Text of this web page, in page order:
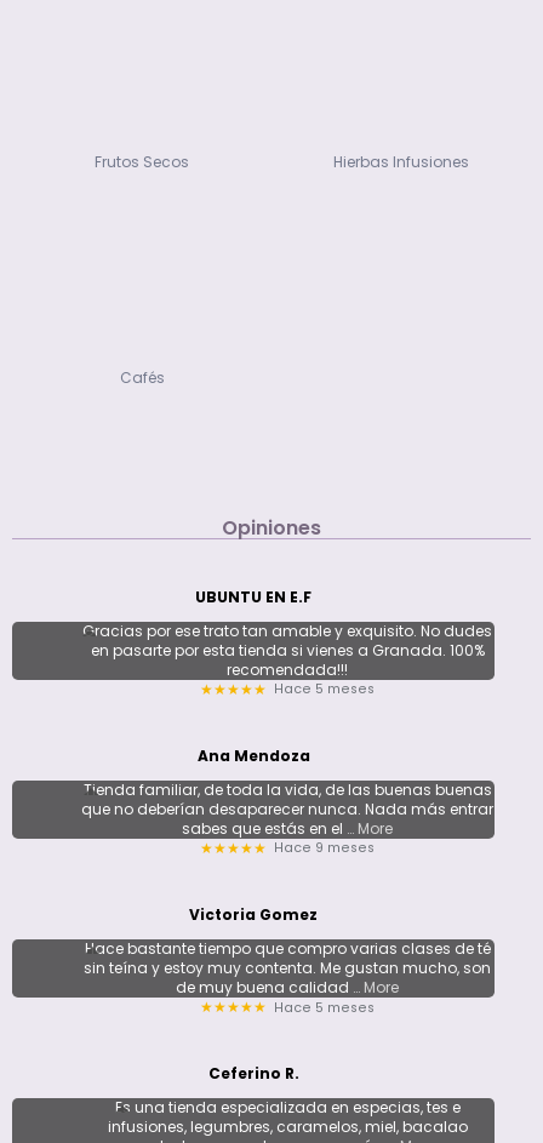
Frutos Secos Hierbas Infusiones
Cafés
Opiniones
UBUNTU EN E.F
Gracias por ese trato tan amable y exquisito. No dudes
en pasarte por esta tienda si vienes a Granada. 100%
recomendada!!!
★★★★★ Hace 5 meses
Ana Mendoza
Tienda familiar, de toda la vida, de las buenas buenas
que no deberían desaparecer nunca. Nada más entrar
sabes que estás en el … More
★★★★★ Hace 9 meses
Victoria Gomez
Hace bastante tiempo que compro varias clases de té
sin teína y estoy muy contenta. Me gustan mucho, son
de muy buena calidad … More
★★★★★ Hace 5 meses
Ceferino R.
Es una tienda especializada en especias, tes e
infusiones, legumbres, caramelos, miel, bacalao